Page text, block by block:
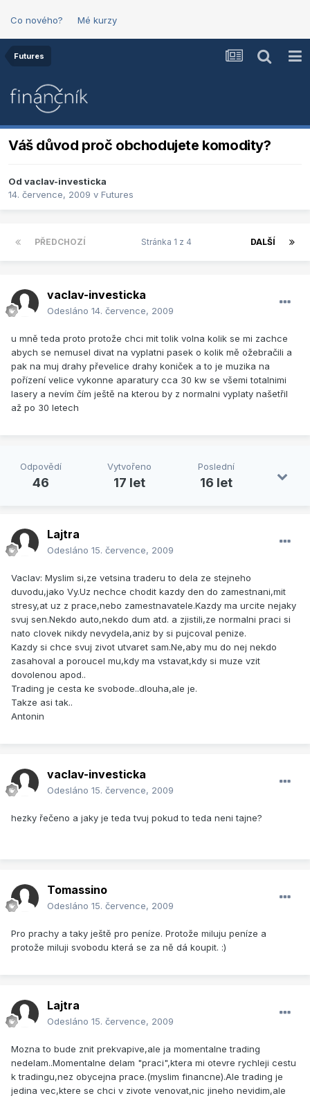
Co nového? Mé kurzy
Futures
Váš důvod proč obchodujete komodity?
Od vaclav-investicka
14. července, 2009 v Futures
PŘEDCHOZÍ DALŠÍ
Stránka 1 z 4
vaclav-investicka
Odesláno 14. července, 2009
u mně teda proto protože chci mit tolik volna kolik se mi zachce
abych se nemusel divat na vyplatni pasek o kolik mě ožebračili a
pak na muj drahy převelice drahy koniček a to je muzika na
pořízení velice vykonne aparatury cca 30 kw se všemi totalnimi
lasery a nevím čím ještě na kterou by z normalni vyplaty našetřil
až po 30 letech
Odpovědí
46
Vytvořeno
17 let
Poslední
16 let
Lajtra
Odesláno 15. července, 2009
Vaclav: Myslim si,ze vetsina traderu to dela ze stejneho
duvodu,jako Vy.Uz nechce chodit kazdy den do zamestnani,mit
stresy,at uz z prace,nebo zamestnavatele.Kazdy ma urcite nejaky
svuj sen.Nekdo auto,nekdo dum atd. a zjistili,ze normalni praci si
nato clovek nikdy nevydela,aniz by si pujcoval penize.
Kazdy si chce svuj zivot utvaret sam.Ne,aby mu do nej nekdo
zasahoval a poroucel mu,kdy ma vstavat,kdy si muze vzit
dovolenou apod..
Trading je cesta ke svobode..dlouha,ale je.
Takze asi tak..
Antonin
vaclav-investicka
Odesláno 15. července, 2009
hezky řečeno a jaky je teda tvuj pokud to teda neni tajne?
Tomassino
Odesláno 15. července, 2009
Pro prachy a taky ještě pro peníze. Protože miluju peníze a
protože miluji svobodu která se za ně dá koupit. :)
Lajtra
Odesláno 15. července, 2009
Mozna to bude znit prekvapive,ale ja momentalne trading
nedelam..Momentalne delam "praci",ktera mi otevre rychleji cestu
k tradingu,nez obycejna prace.(myslim financne).Ale trading je
jedina vec,ktere se chci v zivote venovat,nic jineho nevidim,ale